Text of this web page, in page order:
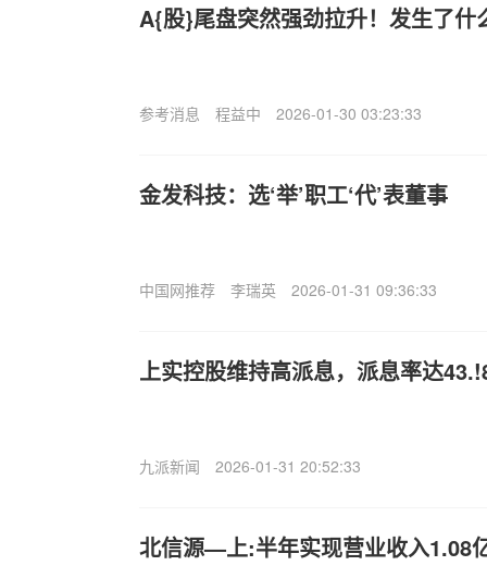
A{股}尾盘突然强劲拉升！发生了什
参考消息 程益中 2026-01-30 03:23:33
金发科技：选‘举’职工‘代’表董事
中国网推荐 李瑞英 2026-01-31 09:36:33
上实控股维持高派息，派息率达
九派新闻 2026-01-31 20:52:33
北信源—上:半年实现营业收入1.08